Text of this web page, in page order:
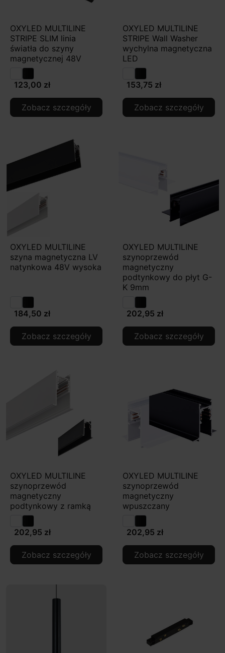
OXYLED MULTILINE
STRIPE SLIM linia
światła do szyny
magnetycznej 48V
123,00 zł
Zobacz szczegóły
OXYLED MULTILINE
STRIPE Wall Washer
wychylna magnetyczna
LED
153,75 zł
Zobacz szczegóły
OXYLED MULTILINE
szyna magnetyczna LV
natynkowa 48V wysoka
184,50 zł
Zobacz szczegóły
OXYLED MULTILINE
szynoprzewód
magnetyczny
podtynkowy do płyt G-
K 9mm
202,95 zł
Zobacz szczegóły
OXYLED MULTILINE
szynoprzewód
magnetyczny
podtynkowy z ramką
202,95 zł
Zobacz szczegóły
OXYLED MULTILINE
szynoprzewód
magnetyczny
wpuszczany
202,95 zł
Zobacz szczegóły